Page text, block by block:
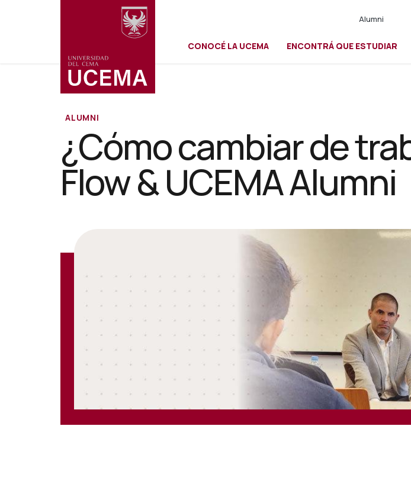
Menú
secundario
Alumni
CONOCÉ LA UCEMA ENCONTRÁ QUE ESTUDIAR
ALUMNI
¿Cómo cambiar de
Flow & UCEMA Alumni